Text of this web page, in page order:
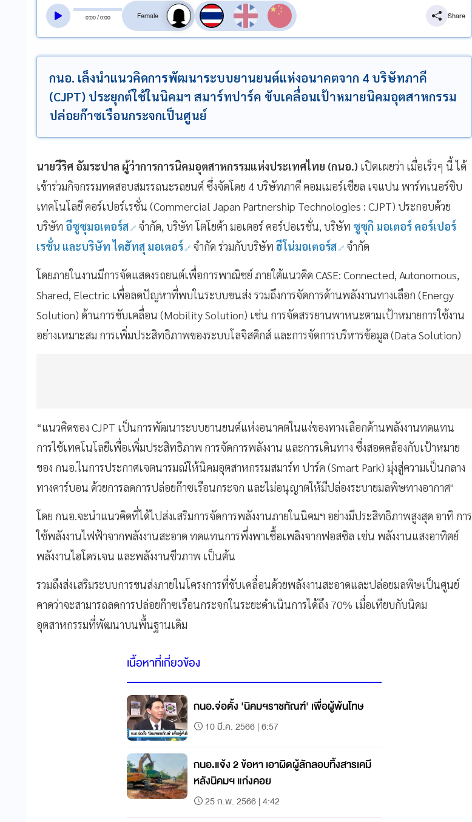
0:00/0:00
สลับเสียงอ่าน
Share
กนอ. เล็งนำแนวคิดการพัฒนาระบบยานยนต์แห่งอนาคตจาก 4 บริษัทภาคี
(CJPT) ประยุกต์ใช้ในนิคมฯ สมาร์ทปาร์ค ขับเคลื่อนเป้าหมายนิคมอุตสาหกรรม
ปล่อยก๊าซเรือนกระจกเป็นศูนย์
นายวีริศ อัมระปาล ผู้ว่าการการนิคมอุตสาหกรรมแห่งประเทศไทย (กนอ.) เปิดเผยว่า เมื่อเร็วๆ นี้ ได้
เข้าร่วมกิจกรรมทดสอบสมรรถนะรถยนต์ ซึ่งจัดโดย 4 บริษัทภาคี คอมเมอร์เชียล เจแปน พาร์ทเนอร์ชิบ
เทคโนโลยี คอร์เปอร์เรชั่น (Commercial Japan Partnership Technologies : CJPT) ประกอบด้วย
บริษัท อีซูซุมอเตอร์ส จำกัด, บริษัท โตโยต้า มอเตอร์ คอร์ปอเรชั่น, บริษัท ซูซุกิ มอเตอร์ คอร์เปอร์
เรชั่น และบริษัท ไดฮัทสุ มอเตอร์
จำกัด ร่วมกับบริษัท ฮีโน่มอเตอร์ส จำกัด
โดยภายในงานมีการจัดแสดงรถยนต์เพื่อการพาณิชย์ ภายใต้แนวคิด CASE: Connected, Autonomous,
Shared, Electric เพื่อลดปัญหาที่พบในระบบขนส่ง รวมถึงการจัดการด้านพลังงานทางเลือก (Energy
Solution) ด้านการขับเคลื่อน (Mobility Solution) เช่น การจัดสรรยานพาหนะตามเป้าหมายการใช้งาน
อย่างเหมาะสม การเพิ่มประสิทธิภาพของระบบโลจิสติกส์ และการจัดการบริหารข้อมูล (Data Solution)
“แนวคิดของ CJPT เป็นการพัฒนาระบบยานยนต์แห่งอนาคตในแง่ของทางเลือกด้านพลังงานทดแทน
การใช้เทคโนโลยีเพื่อเพิ่มประสิทธิภาพ การจัดการพลังงาน และการเดินทาง ซึ่งสอดคล้องกับเป้าหมาย
ของ กนอ.ในการประกาศเจตนารมณ์ให้นิคมอุตสาหกรรมสมาร์ท ปาร์ค (Smart Park) มุ่งสู่ความเป็นกลาง
ทางคาร์บอน ด้วยการลดการปล่อยก๊าซเรือนกระจก และไม่อนุญาตให้มีปล่องระบายมลพิษทางอากาศ"
โดย กนอ.จะนำแนวคิดที่ได้ไปส่งเสริมการจัดการพลังงานภายในนิคมฯ อย่างมีประสิทธิภาพสูงสุด อาทิ การ
ใช้พลังงานไฟฟ้าจากพลังงานสะอาด ทดแทนการพึ่งพาเชื้อเพลิงจากฟอสซิล เช่น พลังงานแสงอาทิตย์
พลังงานไฮโดรเจน และพลังงานชีวภาพ เป็นต้น
รวมถึงส่งเสริมระบบการขนส่งภายในโครงการที่ขับเคลื่อนด้วยพลังงานสะอาดและปล่อยมลพิษเป็นศูนย์
คาดว่าจะสามารถลดการปล่อยก๊าซเรือนกระจกในระยะดำเนินการได้ถึง 70% เมื่อเทียบกับนิคม
อุตสาหกรรมที่พัฒนาบนพื้นฐานเดิม
เนื้อหาที่เกี่ยวข้อง
กนอ.จ่อตั้ง​ 'นิคมฯราชทัณฑ์'​ เพื่อผู้พ้นโทษ
10 มี.ค. 2566 | 6:57
กนอ.แจ้ง 2 ข้อหา เอาผิดผู้ลักลอบทิ้งสารเคมี
หลังนิคมฯ แก่งคอย
25 ก.พ. 2566 | 4:42